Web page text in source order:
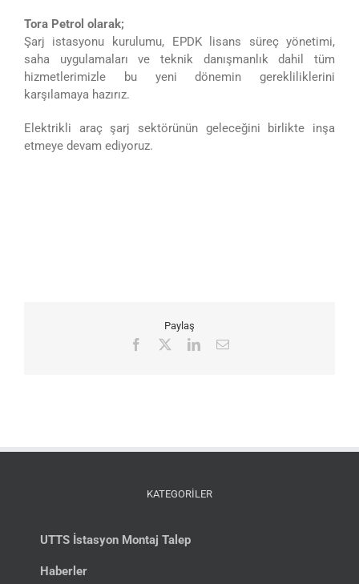
Tora Petrol olarak;
Şarj istasyonu kurulumu, EPDK lisans süreç yönetimi,
saha uygulamaları ve teknik danışmanlık dahil tüm
hizmetlerimizle bu yeni dönemin gerekliliklerini
karşılamaya hazırız.
Elektrikli araç şarj sektörünün geleceğini birlikte inşa
etmeye devam ediyoruz.
Paylaş
Facebook LinkedIn
E-
KATEGORİLER
UTTS İstasyon Montaj Talep
Haberler